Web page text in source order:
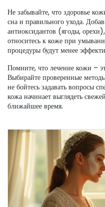
Не забывайте, что здоровье
сна и правильного ухода.
антиоксидантов (ягоды,
относитесь к коже при
процедуры будут менее
Помните, что лечение кожи –
Выбирайте проверенные
не бойтесь задавать вопросы
кожа начинает выглядеть
ближайшее время.